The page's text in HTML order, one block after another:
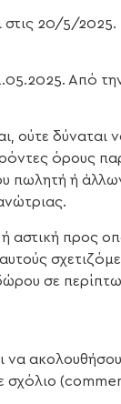
20/5/
Από
ούτε
όρους
πωλητή ή
αστική προς
σε